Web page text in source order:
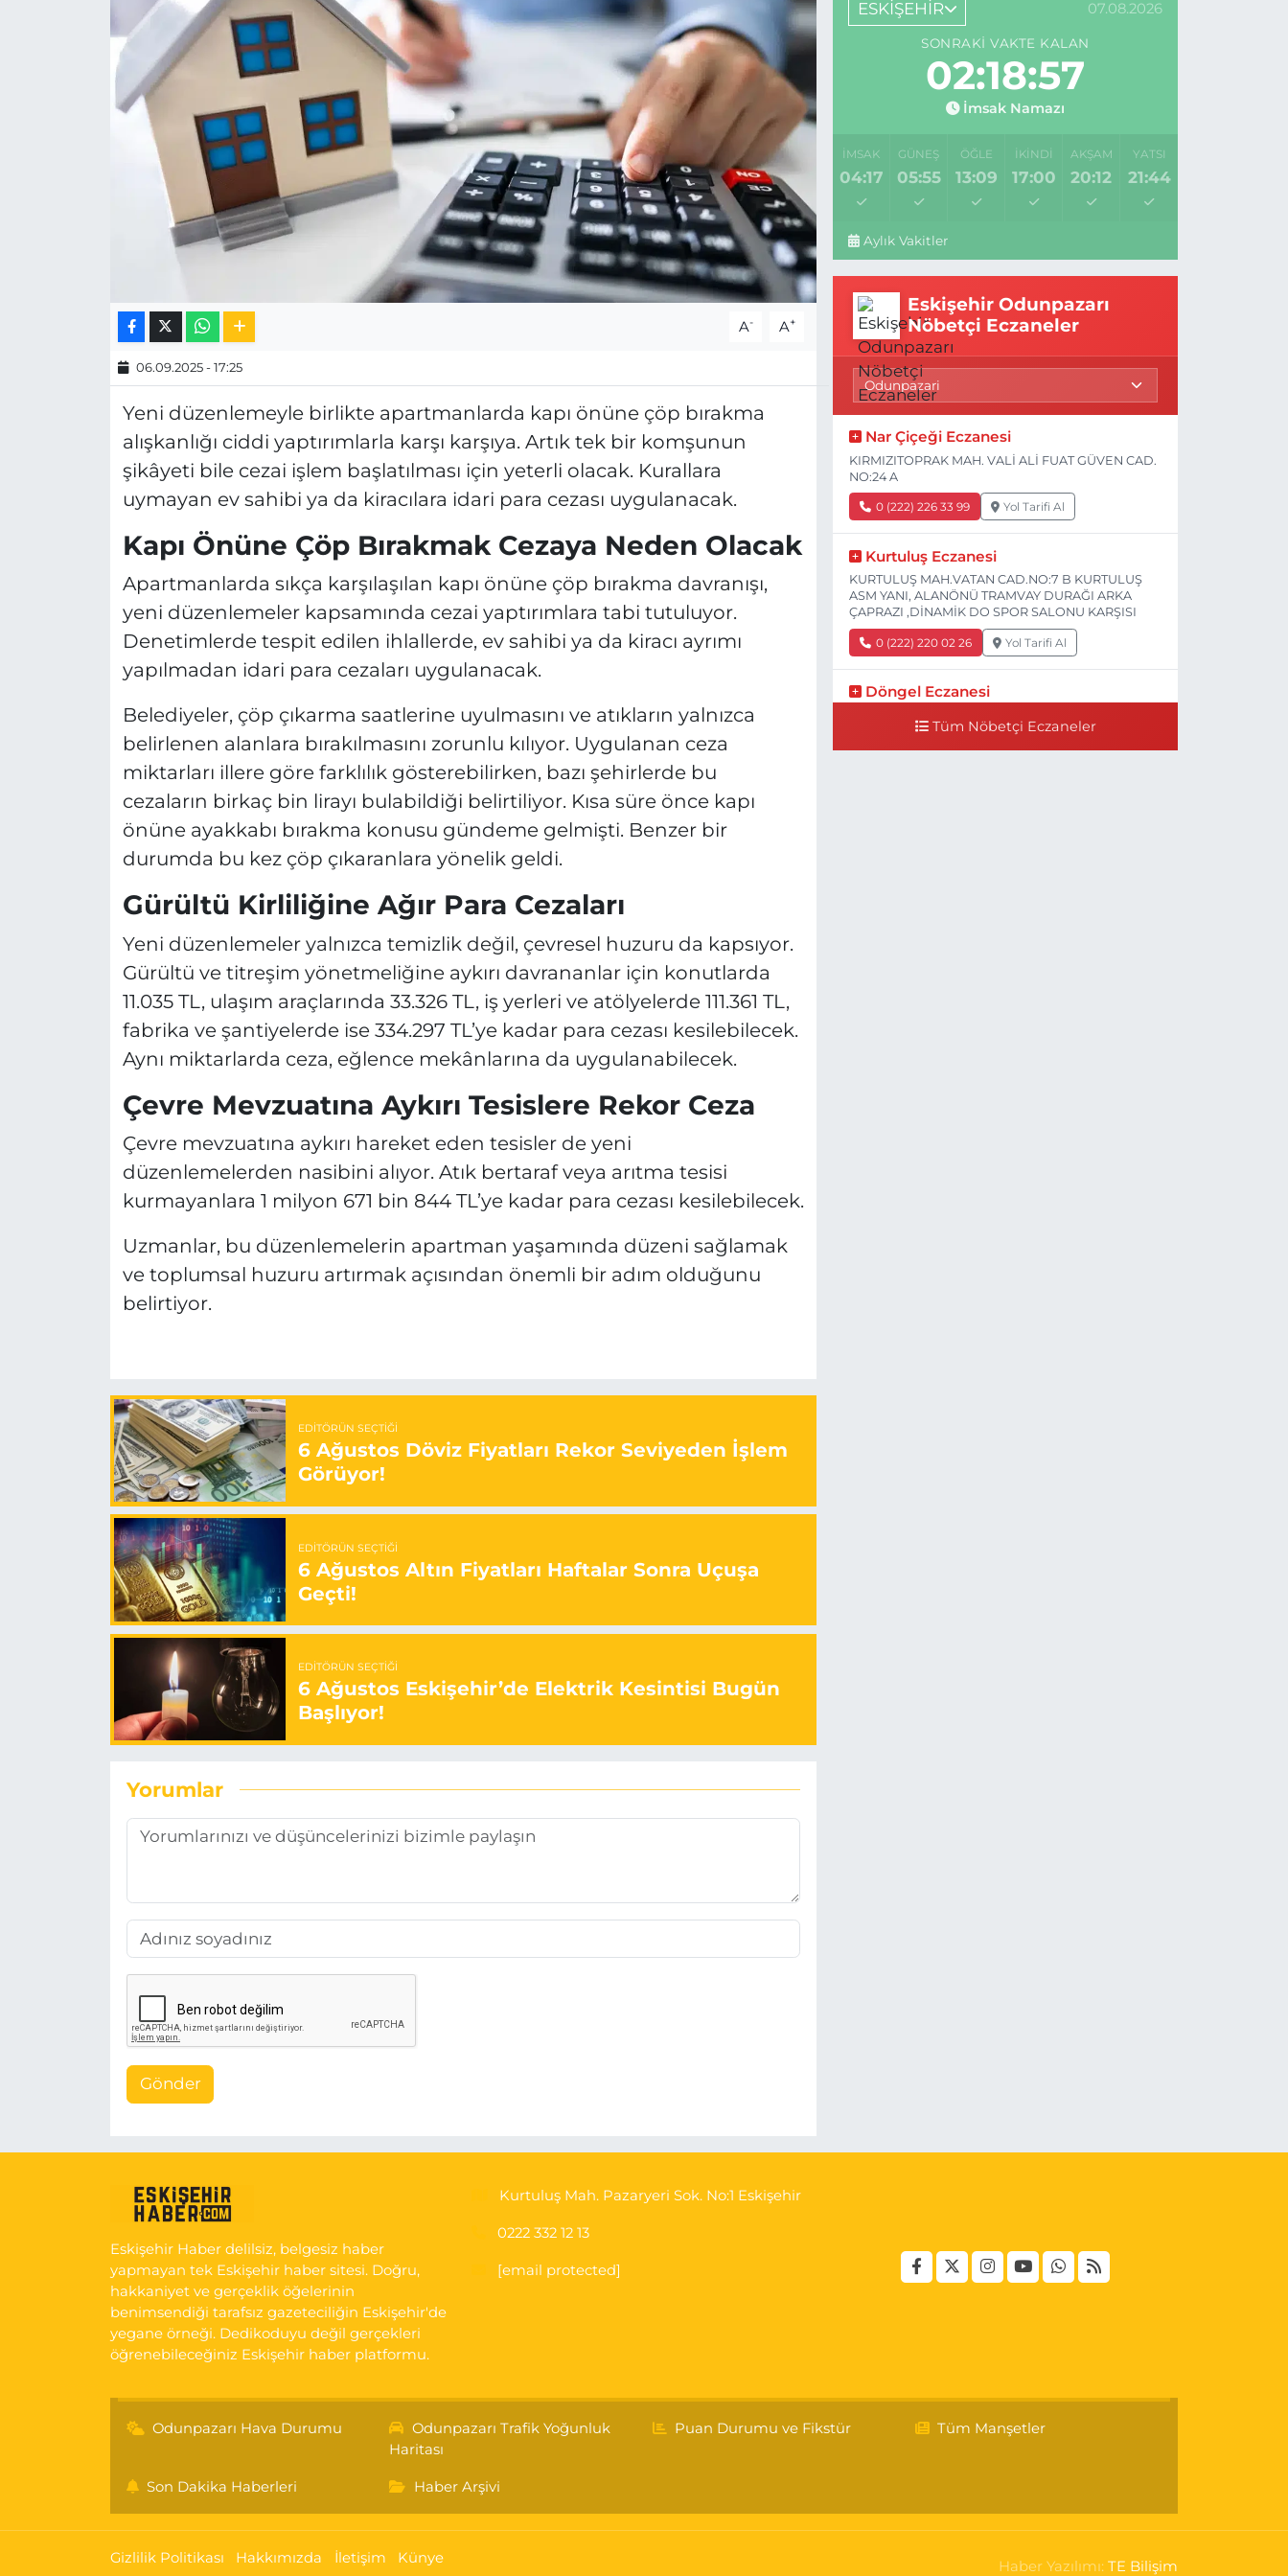
A- A+
06.09.2025 - 17:25
Yeni düzenlemeyle birlikte apartmanlarda kapı önüne çöp bırakma
alışkanlığı ciddi yaptırımlarla karşı karşıya. Artık tek bir komşunun
şikâyeti bile cezai işlem başlatılması için yeterli olacak. Kurallara
uymayan ev sahibi ya da kiracılara idari para cezası uygulanacak.
Kapı Önüne Çöp Bırakmak Cezaya Neden Olacak
Apartmanlarda sıkça karşılaşılan kapı önüne çöp bırakma davranışı,
yeni düzenlemeler kapsamında cezai yaptırımlara tabi tutuluyor.
Denetimlerde tespit edilen ihlallerde, ev sahibi ya da kiracı ayrımı
yapılmadan idari para cezaları uygulanacak.
Belediyeler, çöp çıkarma saatlerine uyulmasını ve atıkların yalnızca
belirlenen alanlara bırakılmasını zorunlu kılıyor. Uygulanan ceza
miktarları illere göre farklılık gösterebilirken, bazı şehirlerde bu
cezaların birkaç bin lirayı bulabildiği belirtiliyor. Kısa süre önce kapı
önüne ayakkabı bırakma konusu gündeme gelmişti. Benzer bir
durumda bu kez çöp çıkaranlara yönelik geldi.
Gürültü Kirliliğine Ağır Para Cezaları
Yeni düzenlemeler yalnızca temizlik değil, çevresel huzuru da kapsıyor.
Gürültü ve titreşim yönetmeliğine aykırı davrananlar için konutlarda
11.035 TL, ulaşım araçlarında 33.326 TL, iş yerleri ve atölyelerde 111.361 TL,
fabrika ve şantiyelerde ise 334.297 TL’ye kadar para cezası kesilebilecek.
Aynı miktarlarda ceza, eğlence mekânlarına da uygulanabilecek.
Çevre Mevzuatına Aykırı Tesislere Rekor Ceza
Çevre mevzuatına aykırı hareket eden tesisler de yeni
düzenlemelerden nasibini alıyor. Atık bertaraf veya arıtma tesisi
kurmayanlara 1 milyon 671 bin 844 TL’ye kadar para cezası kesilebilecek.
Uzmanlar, bu düzenlemelerin apartman yaşamında düzeni sağlamak
ve toplumsal huzuru artırmak açısından önemli bir adım olduğunu
belirtiyor.
EDITÖRÜN SEÇTIĞI
6 Ağustos Döviz Fiyatları Rekor Seviyeden İşlem
Görüyor!
EDITÖRÜN SEÇTIĞI
6 Ağustos Altın Fiyatları Haftalar Sonra Uçuşa
Geçti!
EDITÖRÜN SEÇTIĞI
6 Ağustos Eskişehir’de Elektrik Kesintisi Bugün
Başlıyor!
Yorumlar
Gönder
ESKİŞEHİR 07.08.2026
SONRAKI VAKTE KALAN
02:18:56
İmsak Namazı
İMSAK
04:17
GÜNEŞ
05:55
ÖĞLE
13:09
İKINDI
17:00
AKŞAM
20:12
YATSI
21:44
Aylık Vakitler
Eskişehir Odunpazarı
Nöbetçi Eczaneler
Nar Çiçeği Eczanesi
KIRMIZITOPRAK MAH. VALİ ALİ FUAT GÜVEN CAD.
NO:24 A
0 (222) 226 33 99 Yol Tarifi Al
Kurtuluş Eczanesi
KURTULUŞ MAH.VATAN CAD.NO:7 B KURTULUŞ
ASM YANI, ALANÖNÜ TRAMVAY DURAĞI ARKA
ÇAPRAZI ,DİNAMİK DO SPOR SALONU KARŞISI
0 (222) 220 02 26 Yol Tarifi Al
Döngel Eczanesi
300 mt ilerisi bim markete kadar sol tarafı
Tüm Nöbetçi Eczaneler
Eskişehir Haber delilsiz, belgesiz haber
yapmayan tek Eskişehir haber sitesi. Doğru,
hakkaniyet ve gerçeklik öğelerinin
benimsendiği tarafsız gazeteciliğin Eskişehir'de
yegane örneği. Dedikoduyu değil gerçekleri
öğrenebileceğiniz Eskişehir haber platformu.
Kurtuluş Mah. Pazaryeri Sok. No:1 Eskişehir
0222 332 12 13
[email protected]
Odunpazarı Hava Durumu
Odunpazarı Trafik Yoğunluk
Haritası
Puan Durumu ve Fikstür Tüm Manşetler
Son Dakika Haberleri Haber Arşivi
Gizlilik Politikası Hakkımızda İletişim Künye Haber Yazılımı:TE Bilişim
MAGAZİN
ESKİŞEHİRSPOR